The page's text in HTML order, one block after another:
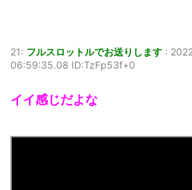
21: フルスロットルでお送りします :
06:59:35.08 ID:TzFp53f+0
イイ感じだよな